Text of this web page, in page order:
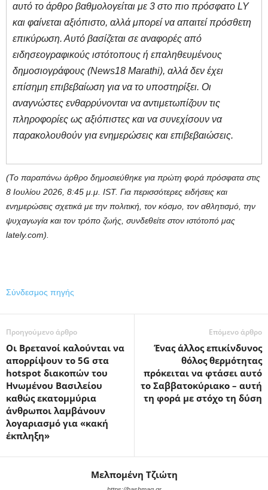
αυτό το άρθρο βαθμολογείται με 3 στο πιο πρόσφατο LY
και φαίνεται αξιόπιστο, αλλά μπορεί να απαιτεί πρόσθετη
επικύρωση. Αυτό βασίζεται σε αναφορές από
ειδησεογραφικούς ιστότοπους ή επαληθευμένους
δημοσιογράφους (News18 Marathi), αλλά δεν έχει
επίσημη επιβεβαίωση για να το υποστηρίξει. Οι
αναγνώστες ενθαρρύνονται να αντιμετωπίζουν τις
πληροφορίες ως αξιόπιστες και να συνεχίσουν να
παρακολουθούν για ενημερώσεις και επιβεβαιώσεις.
(Το παραπάνω άρθρο δημοσιεύθηκε για πρώτη φορά πρόσφατα στις
8 Ιουλίου 2026, 8:45 μ.μ. IST. Για περισσότερες ειδήσεις και
ενημερώσεις σχετικά με την πολιτική, τον κόσμο, τον αθλητισμό, την
ψυχαγωγία και τον τρόπο ζωής, συνδεθείτε στον ιστότοπό μας
lately.com).
Σύνδεσμος πηγής
Προηγούμενο άρθρο
Οι Βρετανοί καλούνται να
απορρίψουν το 5G στα
hotspot διακοπών του
Ηνωμένου Βασιλείου
καθώς εκατομμύρια
άνθρωποι λαμβάνουν
λογαριασμό για «κακή
έκπληξη»
Επόμενο άρθρο
Ένας άλλος επικίνδυνος
θόλος θερμότητας
πρόκειται να φτάσει αυτό
το Σαββατοκύριακο – αυτή
τη φορά με στόχο τη δύση
Μελπομένη Τζιώτη